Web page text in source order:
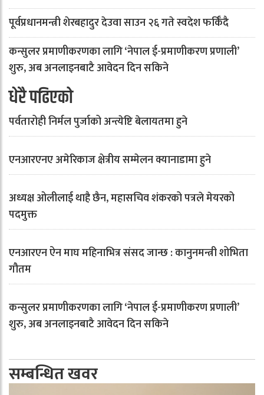
पूर्वप्रधानमन्त्री शेरबहादुर देउवा साउन २६ गते स्वदेश फर्किँदै
कन्सुलर प्रमाणीकरणका लागि ‘नेपाल ई-प्रमाणीकरण प्रणाली’
शुरु, अब अनलाइनबाटै आवेदन दिन सकिने
धेरै पढिएको
पर्वतारोही निर्मल पुर्जाको अन्त्येष्टि बेलायतमा हुने
एनआरएनए अमेरिकाज क्षेत्रीय सम्मेलन क्यानाडामा हुने
अध्यक्ष ओलीलाई थाहै छैन, महासचिव शंकरको पत्रले मेयरको
पदमुक्त
एनआरएन ऐन माघ महिनाभित्र संसद जान्छ : कानुनमन्त्री शोभिता
गौतम
कन्सुलर प्रमाणीकरणका लागि ‘नेपाल ई-प्रमाणीकरण प्रणाली’
शुरु, अब अनलाइनबाटै आवेदन दिन सकिने
सम्बन्धित खवर